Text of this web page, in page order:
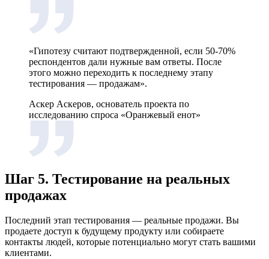
«Гипотезу считают подтвержденной, если 50-70%
респондентов дали нужные вам ответы. После
этого можно переходить к последнему этапу
тестирования — продажам».
Аскер Аскеров, основатель проекта по
исследованию спроса «Оранжевый енот»
Шаг 5. Тестирование на реальных
продажах
Последний этап тестирования — реальные продажи. Вы
продаете доступ к будущему продукту или собираете
контакты людей, которые потенциально могут стать вашими
клиентами.